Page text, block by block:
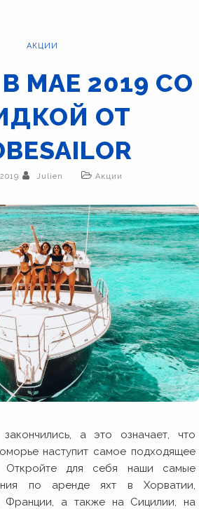
АКЦИИ
МАЕ 2019 СО
ОТ
Julien Акции
а это означает, что
наступит самое подходящее
Откройте для себя наши самые
по аренде яхт в Хорватии,
Франции, а также на Сицилии, на